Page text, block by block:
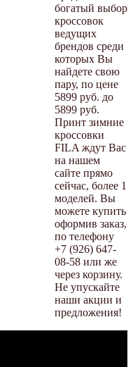
богатый выбор
кроссовок
ведущих
брендов среди
которых Вы
найдете свою
пару, по цене
5899 руб. до
5899 руб.
Принт зимние
кроссовки
FILA ждут Вас
на нашем
сайте прямо
сейчас, более 1
моделей. Вы
можете купить
оформив заказ,
по телефону
+7 (926) 647-
08-58 или же
через корзину.
Не упускайте
наши акции и
предложения!